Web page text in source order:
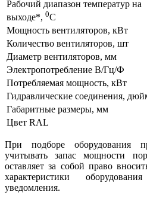
Рабочий диапазон температур на
выходе*, 0C
Мощность вентиляторов, кВт
Количество вентиляторов, шт
Диаметр вентиляторов, мм
Электропотребление В/Гц/Ф
Потребляемая мощность, кВт
Гидравлические соединения,
Габаритные размеры, мм
Цвет RAL
При подборе оборудования
учитывать запас мощности
оставляет за собой право
характеристики
уведомления.